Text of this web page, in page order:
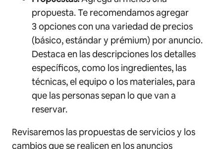
propuesta. Te recomendamos agregar
3 opciones con una variedad de precios
(básico, estándar y prémium) por anuncio.
Destaca en las descripciones los detalles
específicos, como los ingredientes, las
técnicas, el equipo o los materiales, para
que las personas sepan lo que van a
reservar.
Revisaremos las propuestas de servicios y los
cambios que se realicen en los anuncios